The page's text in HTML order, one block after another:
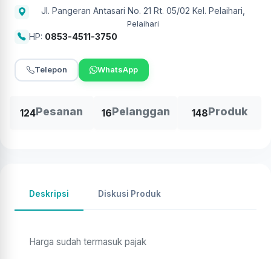
Jl. Pangeran Antasari No. 21 Rt. 05/02 Kel. Pelaihari
Pelaihari
HP: 0853-4511-3750
Telepon WhatsApp
124Pesanan 16Pelanggan 148Produk
Deskripsi Diskusi Produk
Harga sudah termasuk pajak